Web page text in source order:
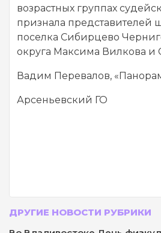
возрастных группах
признала представителей
поселка Сибирцево
округа Максима Вилкова и
Вадим Перевалов,
Арсеньевский ГО
ДРУГИЕ НОВОСТИ РУБРИКИ